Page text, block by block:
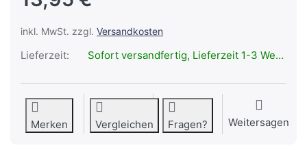
inkl. MwSt. zzgl. Versandkosten
Lieferzeit: Sofort versandfertig, Lieferzeit 1-3 Werktage.
Merken Vergleichen Fragen? Weitersagen